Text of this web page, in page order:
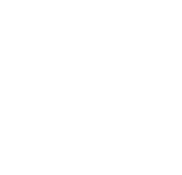
wochentipps/398636/index.php